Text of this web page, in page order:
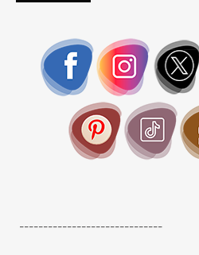
------------------------------